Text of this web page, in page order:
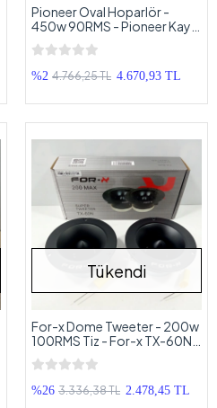
Pioneer Oval Hoparlör -
450w 90RMS - Pioneer Kayık
Hoparlör
%2 4.766,25 TL 4.670,93 TL
Tükendi
For-x Dome Tweeter - 200w
100RMS Tiz - For-x TX-60N
10cm Dome Tweeter
%26 3.336,38 TL 2.478,45 TL